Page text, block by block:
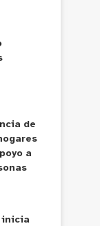
de
a
inicia